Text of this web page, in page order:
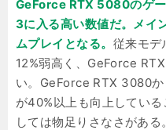
GeForce RTX 5080のゲ
3に入る高い数値だ。メイ
ムプレイとなる。 従来モ
12%弱高く、GeForce
い。GeForce RTX 3080
が40%以上も向上してい
しては物足りさなさがあ